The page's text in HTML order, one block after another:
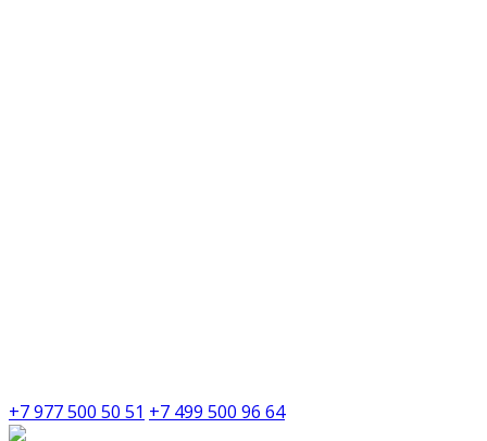
+7 977 500 50 51 +7 499 500 96 64